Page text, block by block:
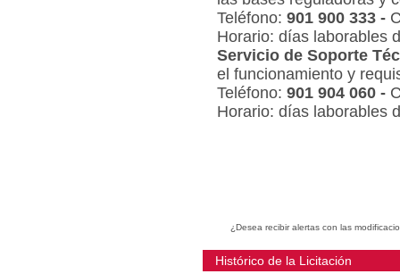
Teléfono: 901 900 333 -
Horario: días laborables
Servicio de Soporte
el funcionamiento y
Teléfono: 901 904 060 -
Horario: días laborables
¿Desea recibir alertas con las
Histórico de la Licitación